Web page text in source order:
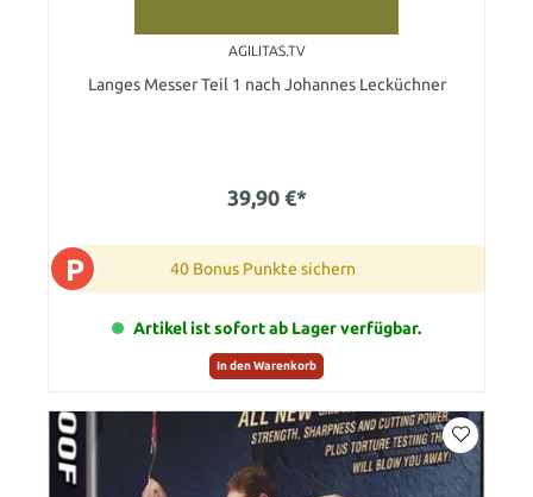
AGILITAS.TV
Langes Messer Teil 1 nach Johannes Lecküchner
39,90 €*
P 40 Bonus Punkte sichern
Artikel ist sofort ab Lager verfügbar.
In den Warenkorb